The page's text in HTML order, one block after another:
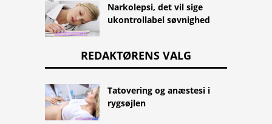
Narkolepsi, det vil sige
ukontrollabel søvnighed
REDAKTØRENS VALG
Tatovering og anæstesi i
rygsøjlen